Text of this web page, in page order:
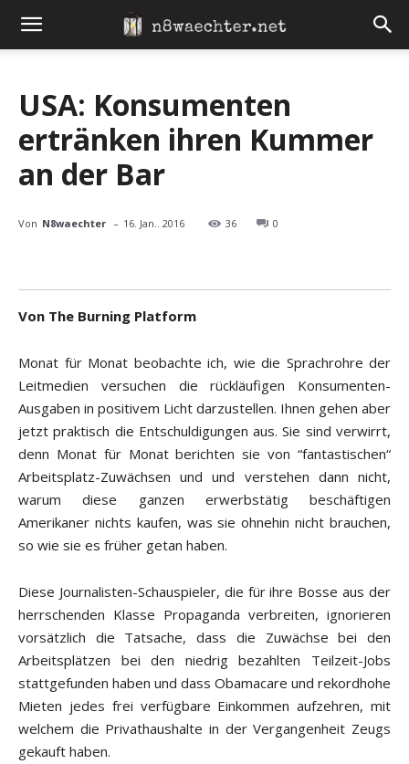
USA: Konsumenten
ertränken ihren Kummer
an der Bar
Von N8waechter - 16. Jan.. 2016 36 0
Von The Burning Platform
Monat für Monat beobachte ich, wie die Sprachrohre der
Leitmedien versuchen die rückläufigen Konsumenten-
Ausgaben in positivem Licht darzustellen. Ihnen gehen aber
jetzt praktisch die Entschuldigungen aus. Sie sind verwirrt,
denn Monat für Monat berichten sie von “fantastischen“
Arbeitsplatz-Zuwächsen und und verstehen dann nicht,
warum diese ganzen erwerbstätig beschäftigen
Amerikaner nichts kaufen, was sie ohnehin nicht brauchen,
so wie sie es früher getan haben.
Diese Journalisten-Schauspieler, die für ihre Bosse aus der
herrschenden Klasse Propaganda verbreiten, ignorieren
vorsätzlich die Tatsache, dass die Zuwächse bei den
Arbeitsplätzen bei den niedrig bezahlten Teilzeit-Jobs
stattgefunden haben und dass Obamacare und rekordhohe
Mieten jedes frei verfügbare Einkommen aufzehren, mit
welchem die Privathaushalte in der Vergangenheit Zeugs
gekauft haben.